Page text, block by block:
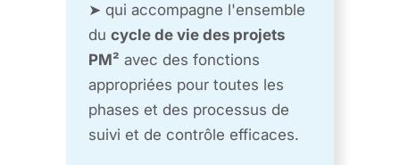
➤ qui accompagne l'ensemble
du cycle de vie des projets
PM² avec des fonctions
appropriées pour toutes les
phases et des processus de
suivi et de contrôle efficaces.